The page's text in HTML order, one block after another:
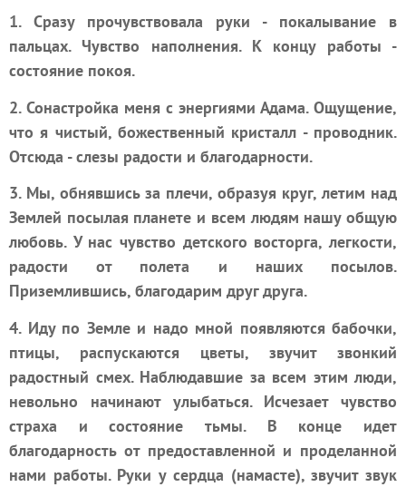
1. Сразу прочувствовала руки - покалывание в
пальцах. Чувство наполнения. К концу работы -
состояние покоя.
2. Сонастройка меня с энергиями Адама. Ощущение,
что я чистый, божественный кристалл - проводник.
Отсюда - слезы радости и благодарности.
3. Мы, обнявшись за плечи, образуя круг, летим над
Землей посылая планете и всем людям нашу общую
любовь. У нас чувство детского восторга, легкости,
радости от полета и наших посылов.
Приземлившись, благодарим друг друга.
4. Иду по Земле и надо мной появляются бабочки,
птицы, распускаются цветы, звучит звонкий
радостный смех. Наблюдавшие за всем этим люди,
невольно начинают улыбаться. Исчезает чувство
страха и состояние тьмы. В конце идет
благодарность от предоставленной и проделанной
нами работы. Руки у сердца (намасте), звучит звук